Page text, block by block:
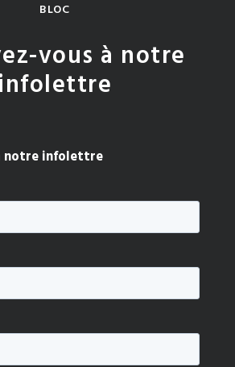
BLOC
vous à notre
infolettre